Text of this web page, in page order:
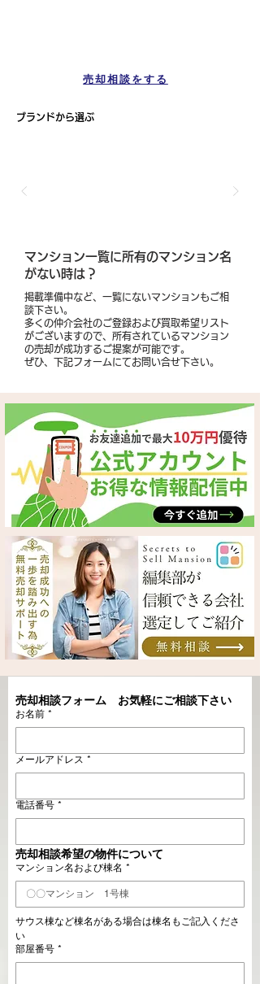
売却相談をする
ブランドから選ぶ
​マンション一覧に所有のマンション名
がない時は？
掲載準備中など、一覧にないマンションもご相
談下さい。
多くの仲介会社のご登録および買取希望リスト
がございますので、所有されているマンション
の売却が成功するご提案が可能です。
​ぜひ、下記フォームにてお問い合せ下さい。
売却相談フォーム　お気軽にご相談下さい
お名前 *
メールアドレス *
電話番号 *
売却相談希望の物件について
マンション名および棟名 *
サウス棟など棟名がある場合は棟名もご記入くださ
い
部屋番号 *